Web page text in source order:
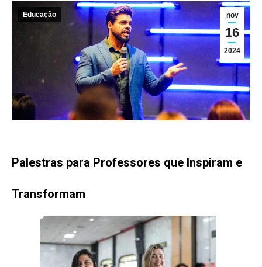
nov
16
2024
Educação
Palestras para Professores que Inspiram e
Transformam